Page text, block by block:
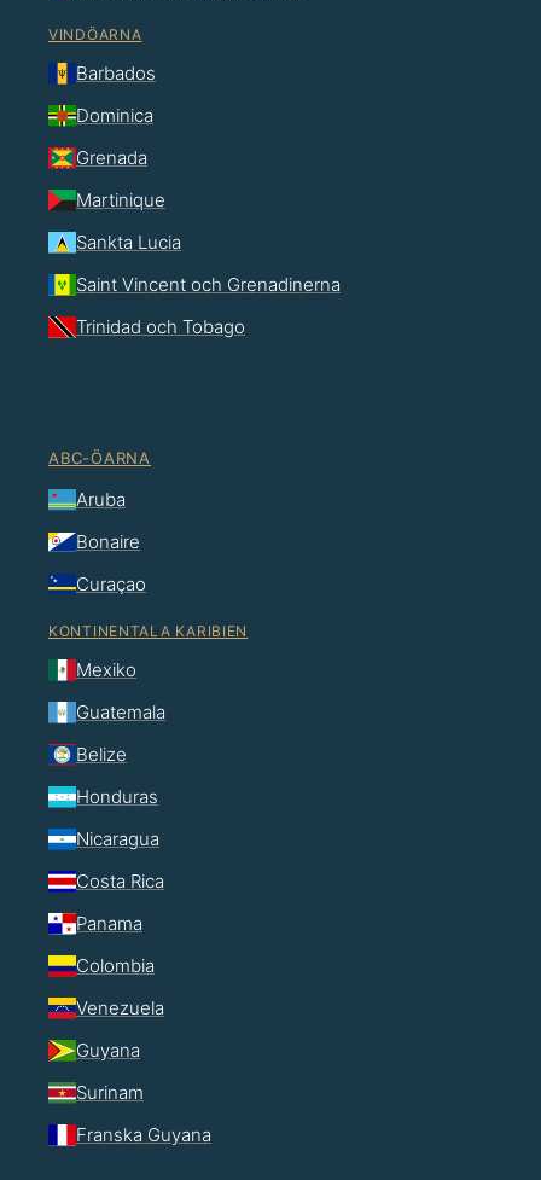
VINDÖARNA
Barbados
Dominica
Grenada
Martinique
Sankta Lucia
Saint Vincent och Grenadinerna
Trinidad och Tobago
ABC-ÖARNA
Aruba
Bonaire
Curaçao
KONTINENTALA KARIBIEN
Mexiko
Guatemala
Belize
Honduras
Nicaragua
Costa Rica
Panama
Colombia
Venezuela
Guyana
Surinam
Franska Guyana